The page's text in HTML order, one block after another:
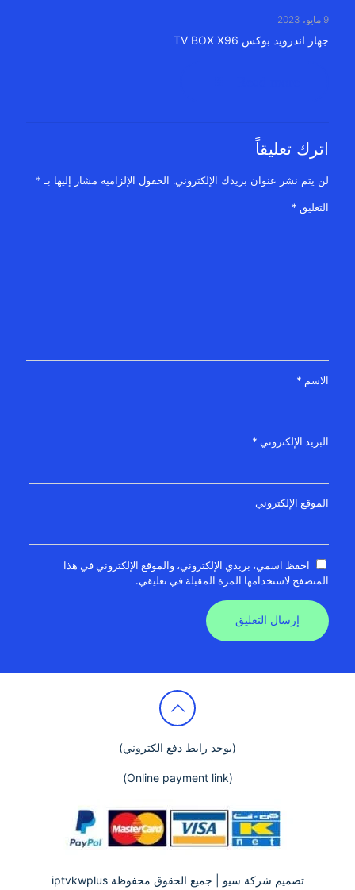
9 مايو، 2023
جهاز اندرويد بوكس TV BOX X96
اترك تعليقاً
لن يتم نشر عنوان بريدك الإلكتروني. الحقول الإلزامية مشار إليها بـ *
التعليق *
الاسم *
البريد الإلكتروني *
الموقع الإلكتروني
احفظ اسمي، بريدي الإلكتروني، والموقع الإلكتروني في هذا
المتصفح لاستخدامها المرة المقبلة في تعليقي.
(يوجد رابط دفع الكتروني)
(Online payment link)
تصميم شركة سيو | جميع الحقوق محفوظة iptvkwplus